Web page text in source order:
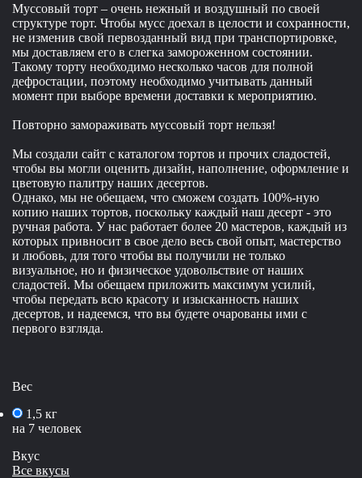
Муссовый торт – очень нежный и воздушный по своей
структуре торт. Чтобы мусс доехал в целости и сохранности,
не изменив свой первозданный вид при транспортировке,
мы доставляем его в слегка замороженном состоянии.
Такому торту необходимо несколько часов для полной
дефростации, поэтому необходимо учитывать данный
момент при выборе времени доставки к мероприятию.
Повторно замораживать муссовый торт нельзя!
Мы создали сайт с каталогом тортов и прочих сладостей,
чтобы вы могли оценить дизайн, наполнение, оформление и
цветовую палитру наших десертов.
Однако, мы не обещаем, что сможем создать 100%-ную
копию наших тортов, поскольку каждый наш десерт - это
ручная работа. У нас работает более 20 мастеров, каждый из
которых привносит в свое дело весь свой опыт, мастерство
и любовь, для того чтобы вы получили не только
визуальное, но и физическое удовольствие от наших
сладостей. Мы обещаем приложить максимум усилий,
чтобы передать всю красоту и изысканность наших
десертов, и надеемся, что вы будете очарованы ими с
первого взгляда.
Вес
1,5 кг
на 7 человек
Вкус
Все вкусы